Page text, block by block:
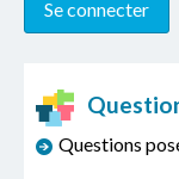
Questions